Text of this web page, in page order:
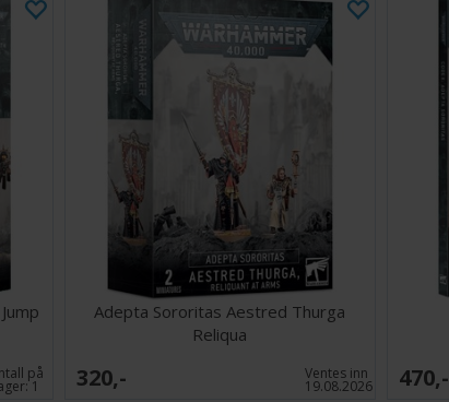
på
1
Adepta Sororitas Aestred Thurga
Reliqua
320,- Ventes inn
19.08.2026 470,-